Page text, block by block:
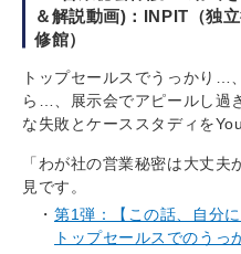
＆解説動画)：INPIT（独
修館）
トップセールスでうっかり…
ら…、展示会でアピールし過
な失敗とケーススタディを
「わが社の営業秘密は大丈
見です。
第1弾：【この話、自分
トップセールスでのうっ